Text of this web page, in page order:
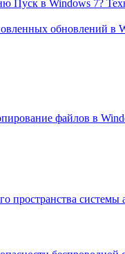
Пуск в Windows 7?
обновлений в
файлов в
пространства